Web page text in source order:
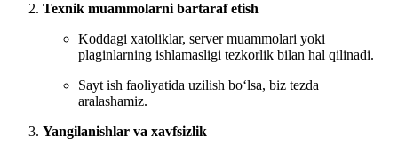
Texnik muammolarni bartaraf etish
Koddagi xatoliklar, server muammolari yoki
plaginlarning ishlamasligi tezkorlik bilan hal qilinadi.
Sayt ish faoliyatida uzilish bo‘lsa, biz tezda
aralashamiz.
Yangilanishlar va xavfsizlik